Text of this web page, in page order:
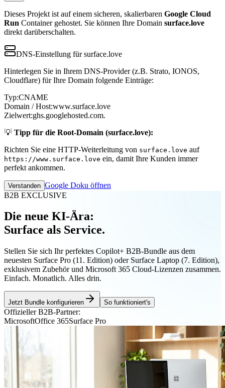
Dieses Projekt ist auf einem sicheren, skalierbaren Google Cloud
Run Container gehostet. Sie können Ihre Domain surface.love
direkt darüberschalten.
DNS-Einstellung für surface.love
Hinterlegen Sie in Ihrem DNS-Provider (z.B. Strato, IONOS,
Cloudflare) für Ihre Domain folgende Einträge:
Typ:CNAME
Domain / Host:www.surface.love
Zielwert:ghs.googlehosted.com.
💡 Tipp für die Root-Domain (surface.love):
Richten Sie eine HTTP-Weiterleitung von surface.love auf
https://www.surface.love ein, damit Ihre Kunden immer
perfekt ankommen.
Verstanden Google Doku öffnen
B2B EXCLUSIVE
Die neue KI-Ära:
Surface als Service.
Stellen Sie sich Ihr perfektes Copilot+ B2B-Bundle aus dem
neuesten Surface Pro (11. Edition) oder Surface Laptop (7. Edition),
exklusivem Zubehör und Microsoft 365 Cloud-Lizenzen zusammen.
Einfach. Monatlich. Alles drin.
Jetzt Bundle konfigurieren So funktioniert's
Offizieller B2B-Partner:
MicrosoftOffice 365Surface Pro